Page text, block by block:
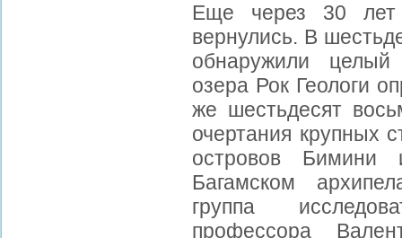
Еще через 30 лет
вернулись. В
обнаружили
озера Рок Геологи
же шестьдесят
очертания крупных
островов Бимини
Багамском
группа
профессора